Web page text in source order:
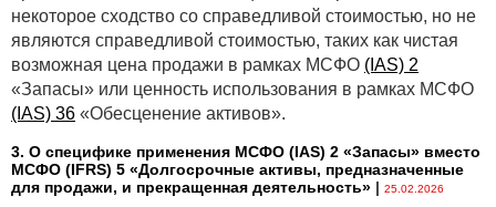
некоторое сходство со справедливой стоимостью, но не
являются справедливой стоимостью, таких как чистая
возможная цена продажи в рамках МСФО (IAS) 2
«Запасы» или ценность использования в рамках МСФО
(IAS) 36 «Обесценение активов».
3. О специфике применения МСФО (IАS) 2 «Запасы» вместо
МСФО (IFRS) 5 «Долгосрочные активы, предназначенные
для продажи, и прекращенная деятельность» | 25.02.2026